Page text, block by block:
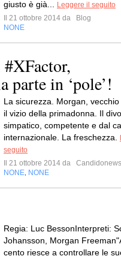
giusto è già...
Leggere il seguito
Il 21 ottobre 2014 da
Blog
NONE
parte in ‘pole’!
La sicurezza. Morgan,
il vizio della primadonna. Il
simpatico, competente e dal
internazionale. La freschezza.
seguito
Il 21 ottobre 2014 da
Candidonews
NONE NONE
Regia: Luc BessonInterpreti:
Johansson, Morgan
cento riesce a controllare le